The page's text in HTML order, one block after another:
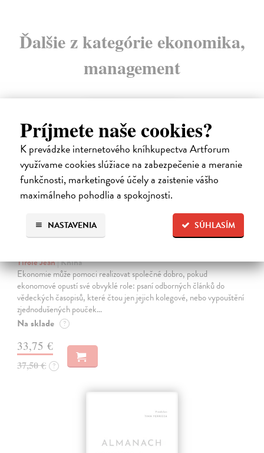
Príjmete naše cookies?
K prevádzke internetového kníhkupectva Artforum
využívame cookies slúžiace na zabezpečenie a meranie
funkčnosti, marketingové účely a zaistenie vášho
maximálneho pohodlia a spokojnosti.
SÚHLASÍM
NASTAVENIA
Ďalšie z kategórie ekonomika,
management
novinka
Tirole Jean| Kniha
Ekonomie může pomoci realizovat společné dobro, pokud
ekonomové opustí své obvyklé role: psaní odborných článků do
vědeckých časopisů, které čtou jen jejich kolegové, nebo vypouštění
zjednodušených pouček…
Na sklade ?
33,75 €
37,50 € ?